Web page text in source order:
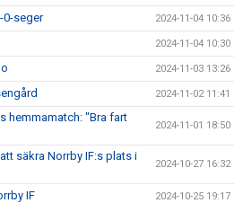
0-seger 2024-11-04 10:36
2024-11-04 10:30
2024-11-03 13:26
2024-11-02 11:41
hemmamatch: "Bra fart
2024-11-01 18:50
säkra Norrby IF:s plats i
2024-10-27 16:32
IF 2024-10-25 19:17